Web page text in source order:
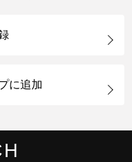
に追加